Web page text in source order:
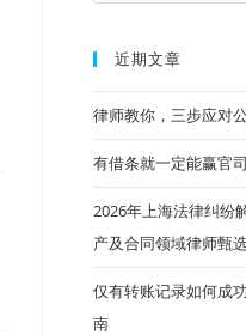
近期文章
律师教你，三步应对
有借条就一定能赢官
2026年上海法律纠纷
产及合同领域律师甄
仅有转账记录如何成
南